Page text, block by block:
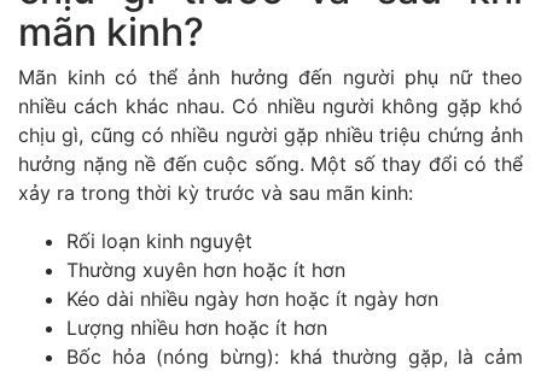
mãn kinh?
Mãn kinh có thể ảnh hưởng đến người phụ nữ theo
nhiều cách khác nhau. Có nhiều người không gặp khó
chịu gì, cũng có nhiều người gặp nhiều triệu chứng ảnh
hưởng nặng nề đến cuộc sống. Một số thay đổi có thể
xảy ra trong thời kỳ trước và sau mãn kinh:
Rối loạn kinh nguyệt
Thường xuyên hơn hoặc ít hơn
Kéo dài nhiều ngày hơn hoặc ít ngày hơn
Lượng nhiều hơn hoặc ít hơn
Bốc hỏa (nóng bừng): khá thường gặp, là cảm